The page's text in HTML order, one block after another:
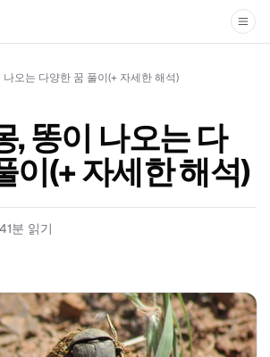
나오는 다양한 꿈 풀이(+ 자세한 해석)
, 똥이 나오는 다
이(+ 자세한 해석)
1분 읽기